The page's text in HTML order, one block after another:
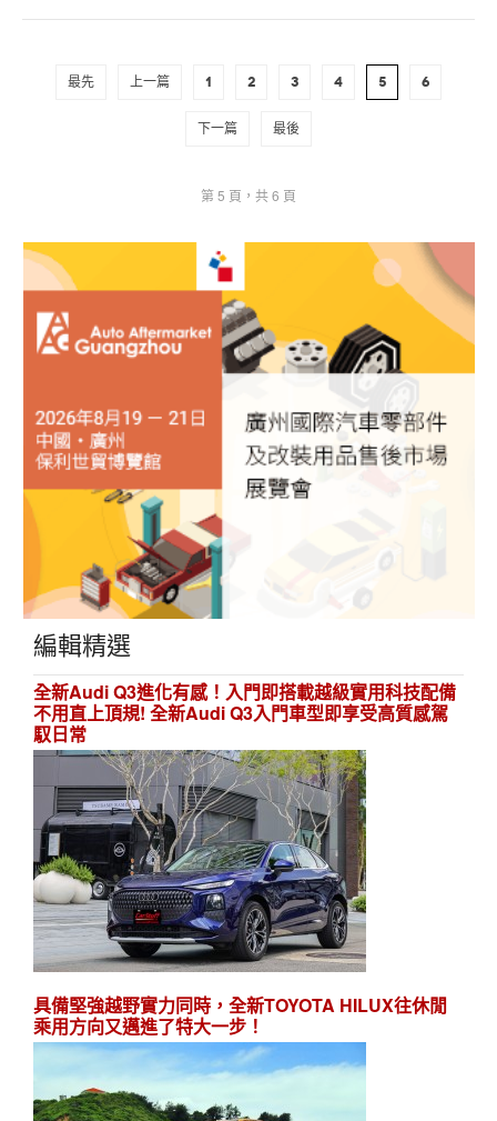
最先 上一篇 1 2 3 4 5 6
下一篇 最後
第 5 頁，共 6 頁
編輯精選
全新Audi Q3進化有感！入門即搭載越級實用科技配備
不用直上頂規! 全新Audi Q3入門車型即享受高質感駕
馭日常
具備堅強越野實力同時，全新TOYOTA HILUX往休閒
乘用方向又邁進了特大一步！